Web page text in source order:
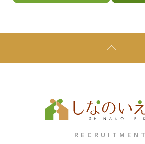
RECRUITMENT